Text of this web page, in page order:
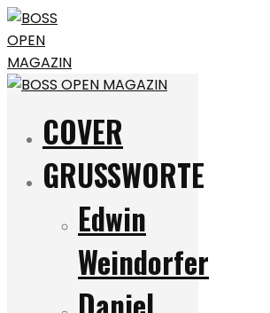
COVER
GRUSSWORTE
Edwin
Weindorfer